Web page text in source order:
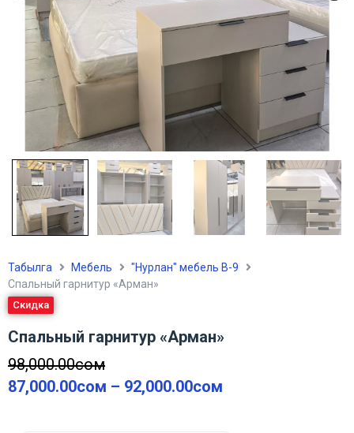
Табылга Мебель
"Нурлан" мебель В-9
Спальный гарнитур «Арман»
Скидка
Спальный гарнитур «Арман»
98,000.00сом
87,000.00сом – 92,000.00сом